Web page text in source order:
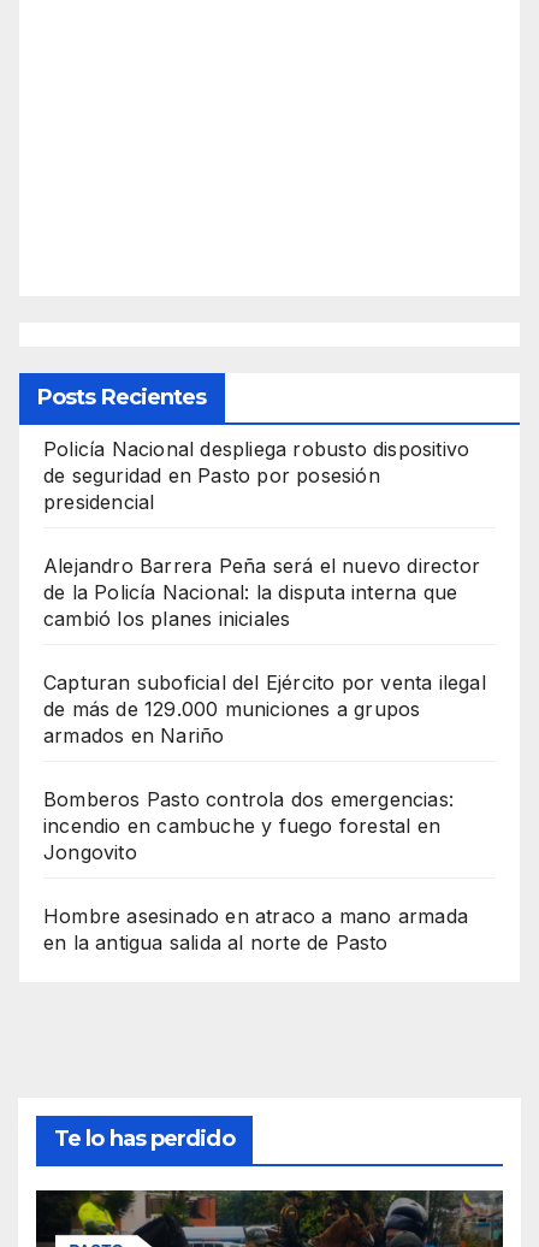
Posts Recientes
Policía Nacional despliega robusto dispositivo
de seguridad en Pasto por posesión
presidencial
Alejandro Barrera Peña será el nuevo director
de la Policía Nacional: la disputa interna que
cambió los planes iniciales
Capturan suboficial del Ejército por venta ilegal
de más de 129.000 municiones a grupos
armados en Nariño
Bomberos Pasto controla dos emergencias:
incendio en cambuche y fuego forestal en
Jongovito
Hombre asesinado en atraco a mano armada
en la antigua salida al norte de Pasto
Te lo has perdido